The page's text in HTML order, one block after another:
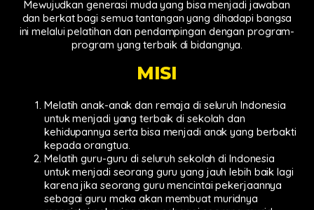
Mewujudkan generasi muda yang bisa menjadi jawaban
dan berkat bagi semua tantangan yang dihadapi bangsa
ini melalui pelatihan dan pendampingan dengan program-
program yang terbaik di bidangnya.
MISI
Melatih anak-anak dan remaja di seluruh Indonesia
untuk menjadi yang terbaik di sekolah dan
kehidupannya serta bisa menjadi anak yang berbakti
kepada orangtua.
Melatih guru-guru di seluruh sekolah di Indonesia
untuk menjadi seorang guru yang jauh lebih baik lagi
karena jika seorang guru mencintai pekerjaannya
sebagai guru maka akan membuat muridnya